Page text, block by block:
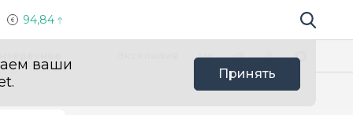
94,84 Поиск по
ваши
Принять